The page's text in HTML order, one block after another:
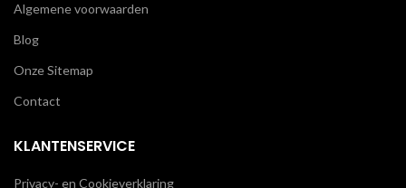
Algemene voorwaarden
Blog
Onze Sitemap
Contact
KLANTENSERVICE
Privacy- en Cookieverklaring